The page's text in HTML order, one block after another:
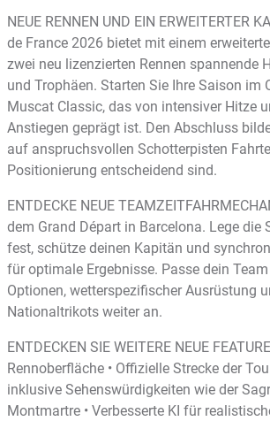
NEUE RENNEN UND EIN ERWEITERTER
de France 2026 bietet mit einem
zwei neu lizenzierten Rennen spannende
und Trophäen. Starten Sie Ihre Saison im
Muscat Classic, das von intensiver Hitze
Anstiegen geprägt ist. Den Abschluss
auf anspruchsvollen Schotterpisten
Positionierung entscheidend sind.
ENTDECKE NEUE
dem Grand Départ in Barcelona. Lege die
fest, schütze deinen Kapitän und
für optimale Ergebnisse. Passe dein
Optionen, wetterspezifischer Ausrüstung
Nationaltrikots weiter an.
ENTDECKEN SIE WEITERE NEUE
Rennoberfläche • Offizielle Strecke der
inklusive Sehenswürdigkeiten wie der
Montmartre • Verbesserte KI für